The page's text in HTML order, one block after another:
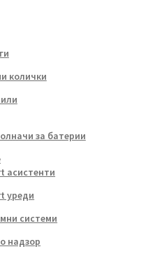
колички
за батерии
асистенти
уреди
системи
надзор